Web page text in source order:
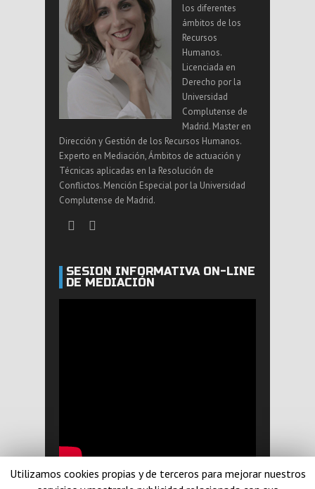
los diferentes
ámbitos de los
Recursos
Humanos.
Licenciada en
Derecho por la
Universidad
Complutense de
Madrid. Master en
Dirección y Gestión de los Recursos Humanos.
Experto en Mediación, Ámbitos de actuación y
Técnicas aplicadas en la Resolución de
Conflictos. Mención Especial por la Universidad
Complutense de Madrid.
SESIÓN INFORMATIVA ON-LINE
DE MEDIACIÓN
Utilizamos cookies propias y de terceros para mejorar nuestros